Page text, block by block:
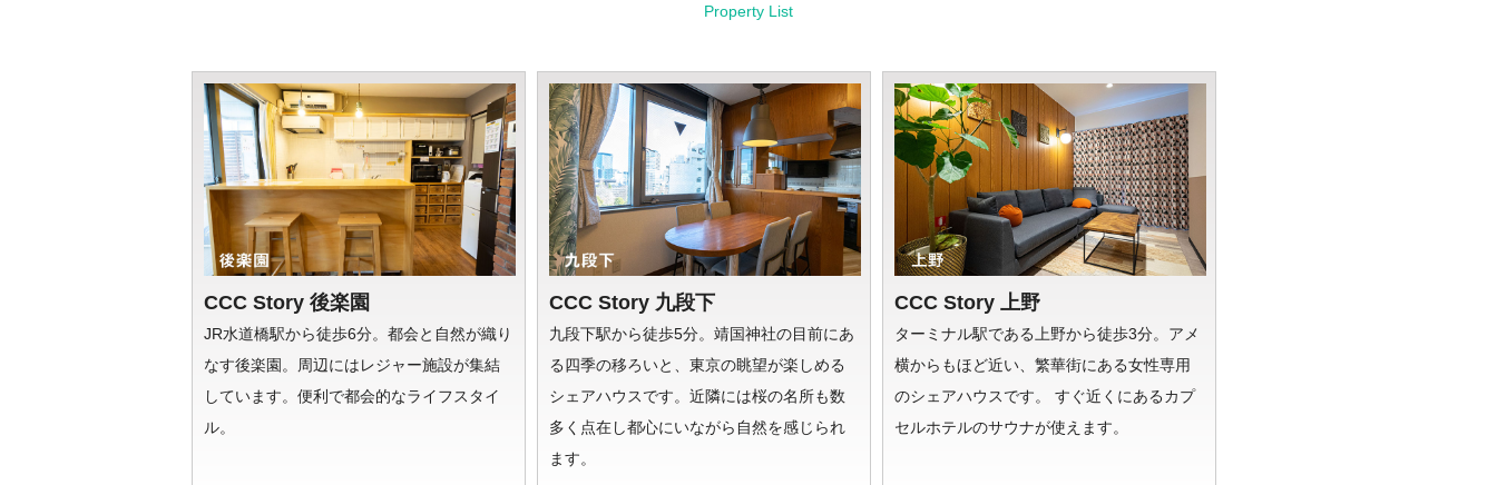
Property List
CCC Story 後楽園
JR水道橋駅から徒歩6分。都会と自然が織り
なす後楽園。周辺にはレジャー施設が集結
しています。便利で都会的なライフスタイ
ル。
CCC Story 九段下
九段下駅から徒歩5分。靖国神社の目前にあ
る四季の移ろいと、東京の眺望が楽しめる
シェアハウスです。近隣には桜の名所も数
多く点在し都心にいながら自然を感じられ
ます。
CCC Story 上野
ターミナル駅である上野から徒歩3分。アメ
横からもほど近い、繁華街にある女性専用
のシェアハウスです。 すぐ近くにあるカプ
セルホテルのサウナが使えます。